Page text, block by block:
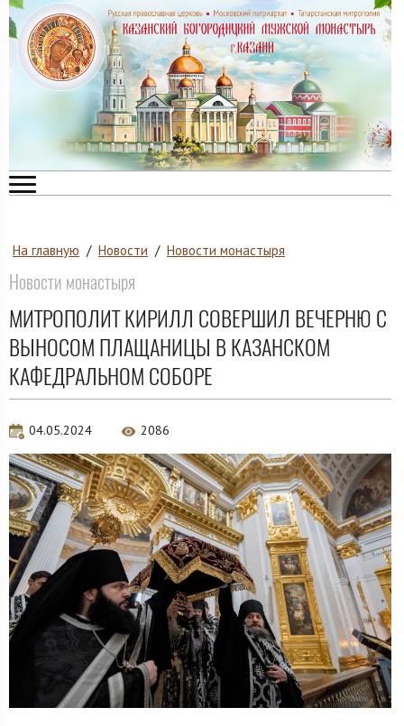
На главную / Новости / Новости монастыря
Новости монастыря
МИТРОПОЛИТ КИРИЛЛ СОВЕРШИЛ ВЕЧЕРНЮ С
ВЫНОСОМ ПЛАЩАНИЦЫ В КАЗАНСКОМ
КАФЕДРАЛЬНОМ СОБОРЕ
04.05.2024 2086